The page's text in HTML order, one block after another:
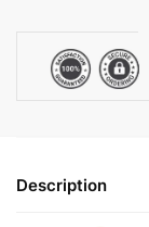
Description